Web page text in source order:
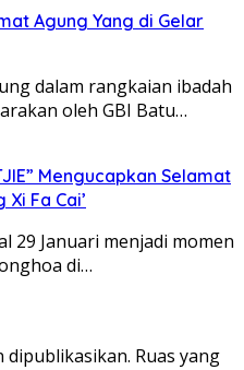
Agung Yang di Gelar
dalam rangkaian ibadah
oleh GBI Batu…
Mengucapkan Selamat
Fa Cai’
29 Januari menjadi momen
di…
dipublikasikan. Ruas yang